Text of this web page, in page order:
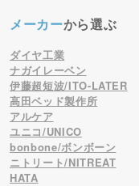
メーカーから選ぶ
ダイヤ工業
ナガイレーベン
伊藤超短波/ITO-LATER
高田ベッド製作所
アルケア
ユニコ/UNICO
bonbone/ボンボーン
ニトリート/NITREAT
HATA